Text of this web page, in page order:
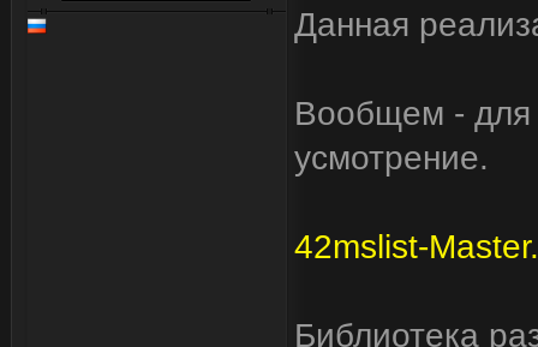
Данная
Вообщем - для
усмотрение.
42mslist-
Библиотека